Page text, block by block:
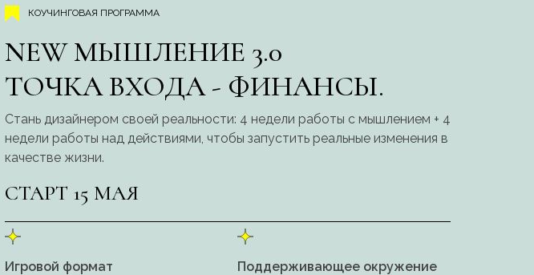
КОУЧИНГОВАЯ ПРОГРАММА
NEW МЫШЛЕНИЕ 3.0
ТОЧКА ВХОДА - ФИНАНСЫ.
Стань дизайнером своей реальности: 4 недели работы с мышлением + 4
недели работы над действиями, чтобы запустить реальные изменения в
качестве жизни.
СТАРТ 15 МАЯ
Игровой формат Поддерживающее окружение